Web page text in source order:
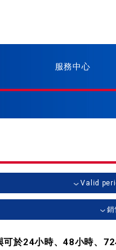
服務中心
Valid
銷
於24小時、48小時、